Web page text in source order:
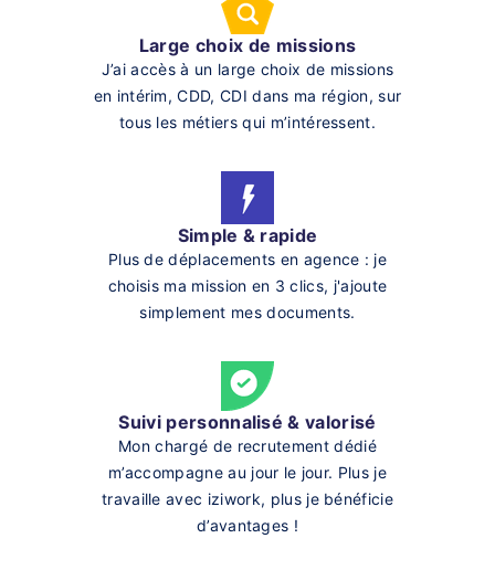
Large choix de missions
J’ai accès à un large choix de missions
en intérim, CDD, CDI dans ma région, sur
tous les métiers qui m’intéressent.
Simple & rapide
Plus de déplacements en agence : je
choisis ma mission en 3 clics, j'ajoute
simplement mes documents.
Suivi personnalisé & valorisé
Mon chargé de recrutement dédié
m’accompagne au jour le jour. Plus je
travaille avec iziwork, plus je bénéficie
d’avantages !